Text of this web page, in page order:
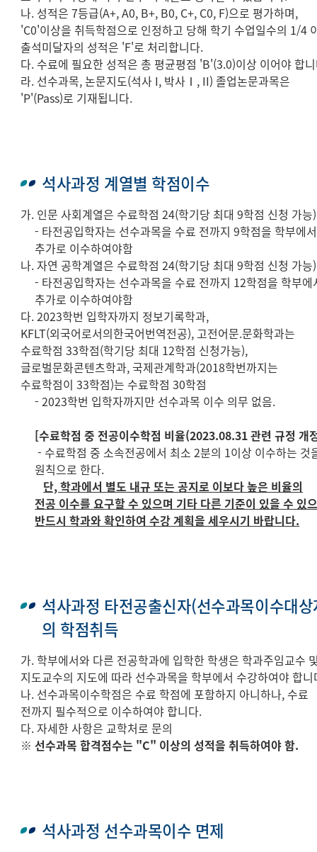
나. 성적은 7등급(A+, A0, B+, B0, C+, C0, F)으로 평가하며,
'C0'이상을 취득학점으로 인정하고 당해 학기 수업일수의 1/4
출석미달자의 성적은 'F'로 처리합니다.
다. 수료에 필요한 성적은 총 평균평점 'B'(3.0)이상 이어야 합
라. 선수과목, 논문지도(석사 I, 박사Ⅰ, II) 졸업논문과목은
'P'(Pass)로 기재됩니다.
석사과정 계열별 학점이수
가. 인문 사회계열은 수료학점 24(학기당 최대 9학점 신청 가능)
- 타전공입학자는 선수과목을 수료 전까지 9학점을 학부에서
추가로 이수하여야함
나. 자연 공학계열은 수료학점 24(학기당 최대 9학점 신청 가능)
- 타전공입학자는 선수과목을 수료 전까지 12학점을 학부에
추가로 이수하여야함
다. 2023학번 입학자까지 정보기록학과,
KFLT(외국어로서의한국어번역전공), 고전어문.문화학과는
수료학점 33학점(학기당 최대 12학점 신청가능),
글로벌문화콘텐츠학과, 국제관계학과(2018학번까지는
수료학점이 33학점)는 수료학점 30학점
- 2023학번 입학자까지만 선수과목 이수 의무 없음.
[수료학점 중 전공이수학점 비율(2023.08.31 관련 규정 개
- 수료학점 중 소속전공에서 최소 2분의 1이상 이수하는 것
원칙으로 한다.
단, 학과에서 별도 내규 또는 공지로 이보다 높은 비율의
전공 이수를 요구할 수 있으며 기타 다른 기준이 있을 수 있
반드시 학과와 확인하여 수강 계획을 세우시기 바랍니다.
석사과정 타전공출신자(선수과목이수대
의 학점취득
가. 학부에서와 다른 전공학과에 입학한 학생은 학과주임교수
지도교수의 지도에 따라 선수과목을 학부에서 수강하여야 합니
나. 선수과목이수학점은 수료 학점에 포함하지 아니하나, 수료
전까지 필수적으로 이수하여야 합니다.
다. 자세한 사항은 교학처로 문의
※ 선수과목 합격점수는 "C" 이상의 성적을 취득하여야 함.
석사과정 선수과목이수 면제